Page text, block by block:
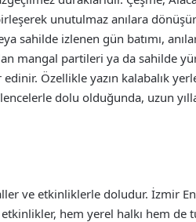
unutulmaz anılara
sahilde izlenen gün batımı,
mangal partileri ya da sahilde
edinir. Özellikle yazın kalabalık
dolu olduğunda, uzun
ve etkinliklerle doludur. İzmir
hem yerel halkı hem